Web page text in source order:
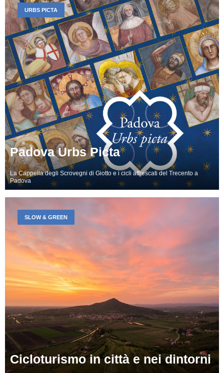
Padova Urbs Picta
La Cappella degli Scrovegni di Giotto e i cicli affrescati del Trecento a
Padova
URBS PICTA
Cicloturismo in città e nei dintorni
SLOW & GREEN